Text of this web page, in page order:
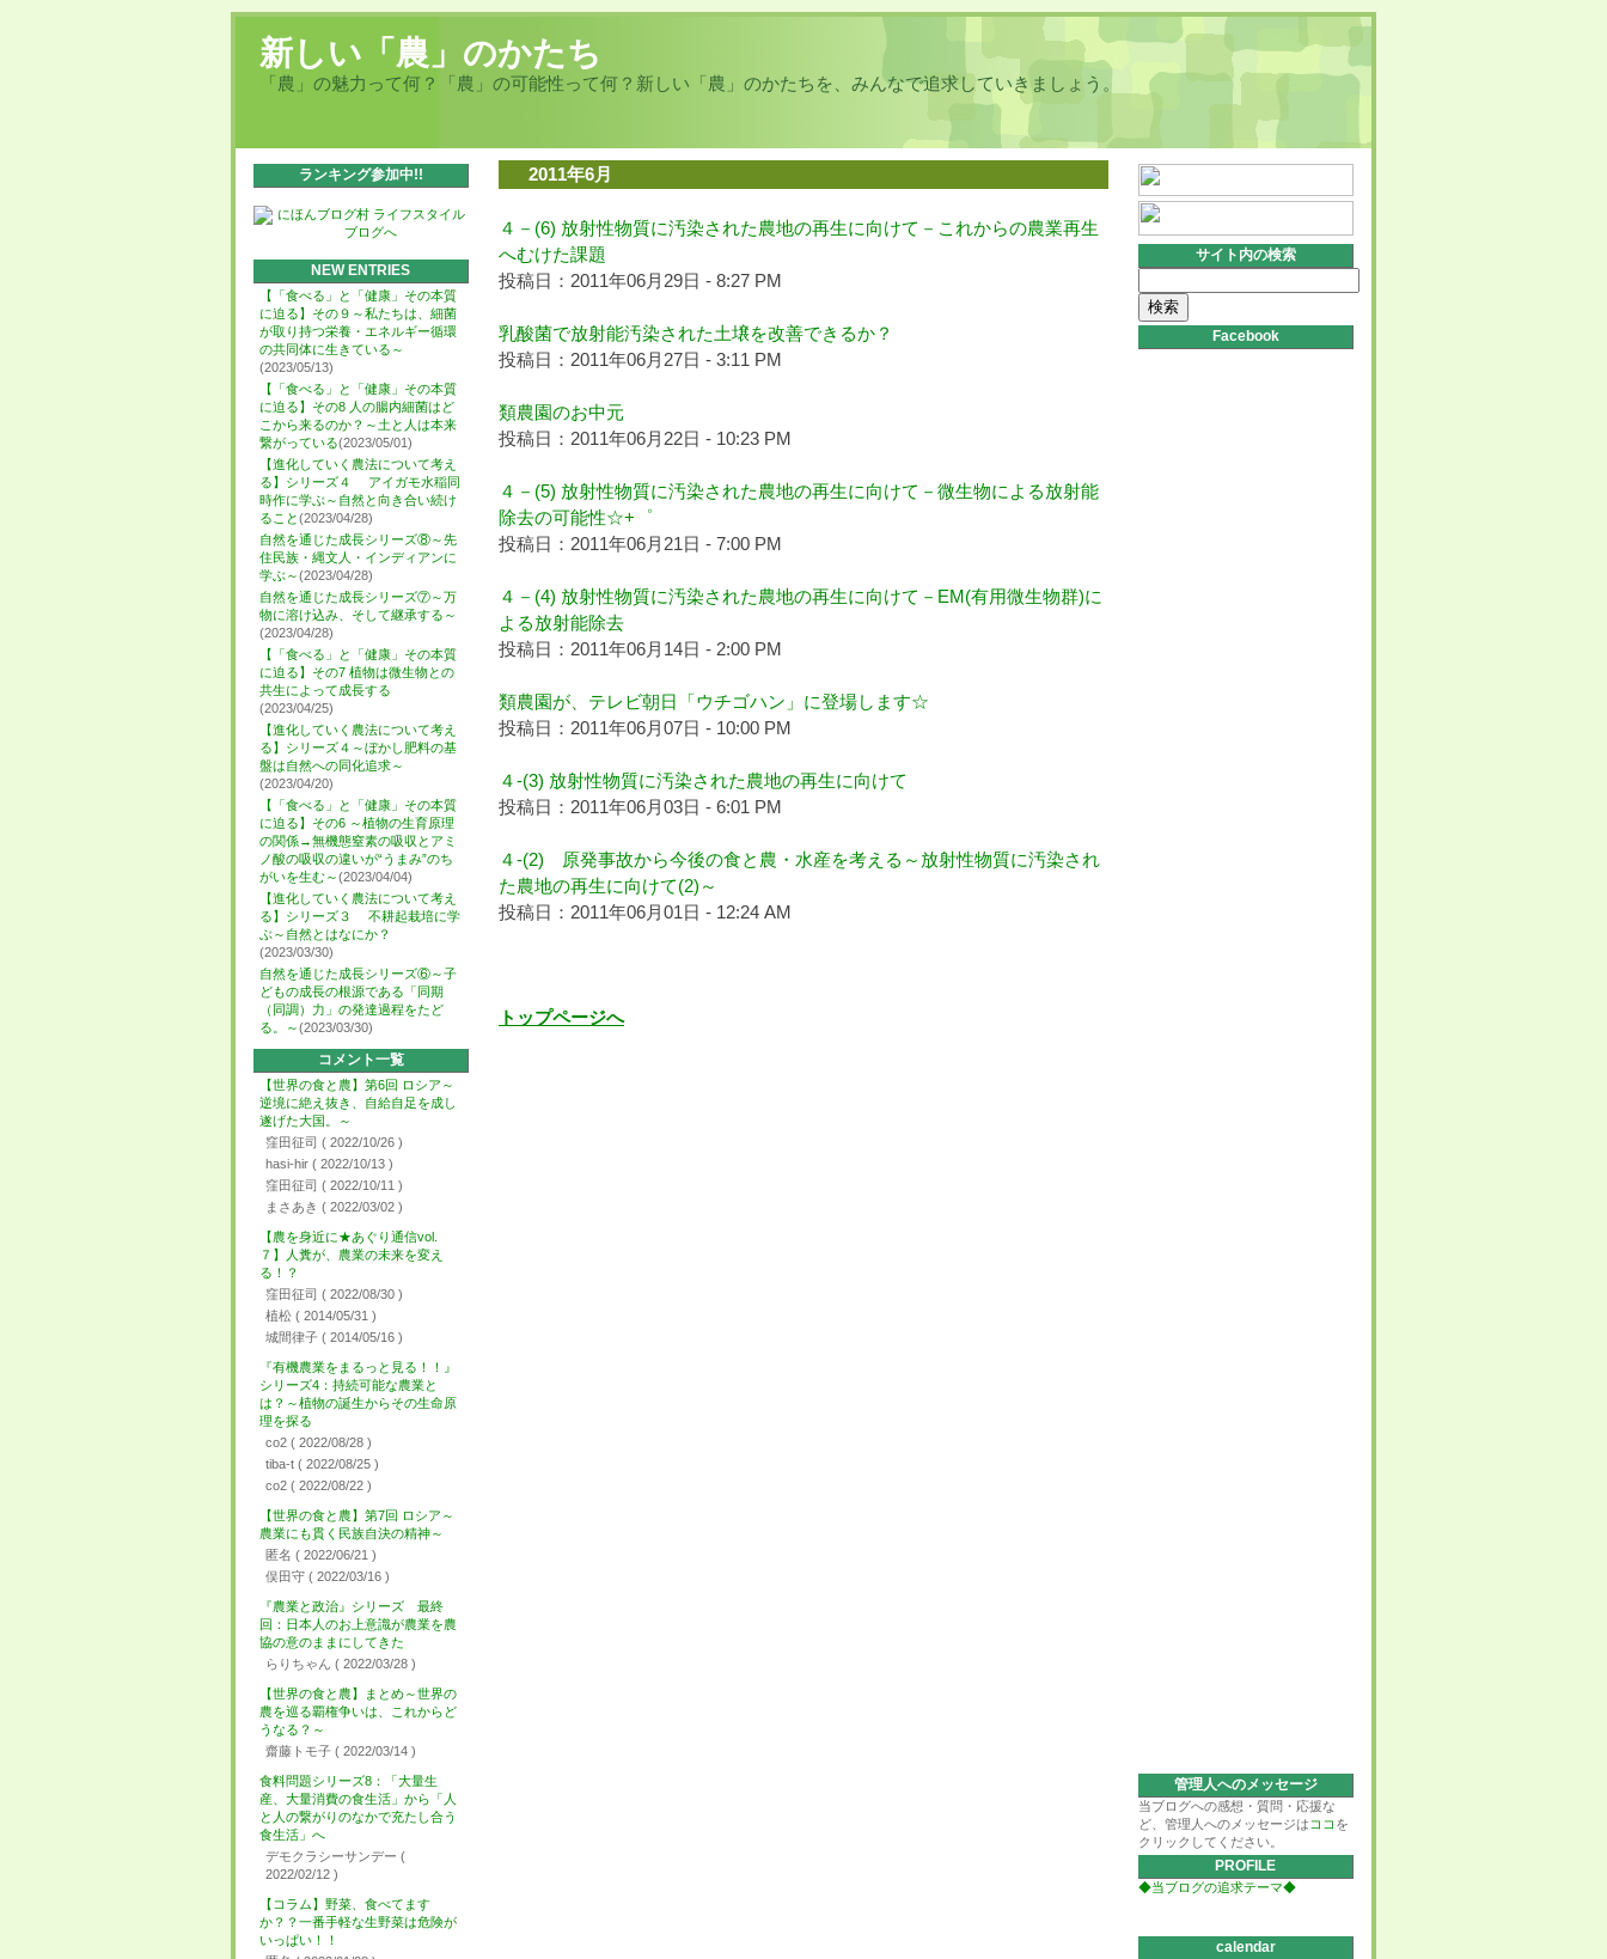
新しい「農」のかたち
「農」の魅力って何？「農」の可能性って何？新しい「農」のかたちを、みんなで追求していきましょう。
ランキング参加中!!
NEW ENTRIES
【「食べる」と「健康」その本質
に迫る】その９～私たちは、細菌
が取り持つ栄養・エネルギー循環
の共同体に生きている～
(2023/05/13)
【「食べる」と「健康」その本質
に迫る】その8 人の腸内細菌はど
こから来るのか？～土と人は本来
繋がっている(2023/05/01)
【進化していく農法について考え
る】シリーズ４ アイガモ水稲同
時作に学ぶ～自然と向き合い続け
ること(2023/04/28)
自然を通じた成長シリーズ⑧～先
住民族・縄文人・インディアンに
学ぶ～(2023/04/28)
自然を通じた成長シリーズ⑦～万
物に溶け込み、そして継承する～
(2023/04/28)
【「食べる」と「健康」その本質
に迫る】その7 植物は微生物との
共生によって成長する
(2023/04/25)
【進化していく農法について考え
る】シリーズ４～ぼかし肥料の基
盤は自然への同化追求～
(2023/04/20)
【「食べる」と「健康」その本質
に迫る】その6 ～植物の生育原理
の関係→無機態窒素の吸収とアミ
ノ酸の吸収の違いが“うまみ”のち
がいを生む～(2023/04/04)
【進化していく農法について考え
る】シリーズ３ 不耕起栽培に学
ぶ～自然とはなにか？
(2023/03/30)
自然を通じた成長シリーズ⑥～子
どもの成長の根源である「同期
（同調）力」の発達過程をたど
る。～(2023/03/30)
コメント一覧
【世界の食と農】第6回 ロシア～
逆境に絶え抜き、自給自足を成し
遂げた大国。～
窪田征司 ( 2022/10/26 )
hasi-hir ( 2022/10/13 )
窪田征司 ( 2022/10/11 )
まさあき ( 2022/03/02 )
【農を身近に★あぐり通信vol.
７】人糞が、農業の未来を変え
る！？
窪田征司 ( 2022/08/30 )
植松 ( 2014/05/31 )
城間律子 ( 2014/05/16 )
『有機農業をまるっと見る！！』
シリーズ4：持続可能な農業と
は？～植物の誕生からその生命原
理を探る
co2 ( 2022/08/28 )
tiba-t ( 2022/08/25 )
co2 ( 2022/08/22 )
【世界の食と農】第7回 ロシア～
農業にも貫く民族自決の精神～
匿名 ( 2022/06/21 )
俣田守 ( 2022/03/16 )
『農業と政治』シリーズ 最終
回：日本人のお上意識が農業を農
協の意のままにしてきた
らりちゃん ( 2022/03/28 )
【世界の食と農】まとめ～世界の
農を巡る覇権争いは、これからど
うなる？～
齋藤トモ子 ( 2022/03/14 )
食料問題シリーズ8：「大量生
産、大量消費の食生活」から「人
と人の繋がりのなかで充たし合う
食生活」へ
デモクラシーサンデー (
2022/02/12 )
【コラム】野菜、食べてます
か？？一番手軽な生野菜は危険が
いっぱい！！
2011年6月
４－(6) 放射性物質に汚染された農地の再生に向けて－これからの農業再生
へむけた課題
投稿日：2011年06月29日 - 8:27 PM
乳酸菌で放射能汚染された土壌を改善できるか？
投稿日：2011年06月27日 - 3:11 PM
類農園のお中元
投稿日：2011年06月22日 - 10:23 PM
４－(5) 放射性物質に汚染された農地の再生に向けて－微生物による放射能
除去の可能性☆+゜
投稿日：2011年06月21日 - 7:00 PM
４－(4) 放射性物質に汚染された農地の再生に向けて－EM(有用微生物群)に
よる放射能除去
投稿日：2011年06月14日 - 2:00 PM
類農園が、テレビ朝日「ウチゴハン」に登場します☆
投稿日：2011年06月07日 - 10:00 PM
４-(3) 放射性物質に汚染された農地の再生に向けて
投稿日：2011年06月03日 - 6:01 PM
４-(2) 原発事故から今後の食と農・水産を考える～放射性物質に汚染され
た農地の再生に向けて(2)～
投稿日：2011年06月01日 - 12:24 AM
トップページへ
サイト内の検索
索:
Facebook
管理人へのメッセージ
当ブログへの感想・質問・応援な
ど、管理人へのメッセージは ココ を
クリックしてください。
PROFILE
◆当ブログの追求テーマ◆
calendar